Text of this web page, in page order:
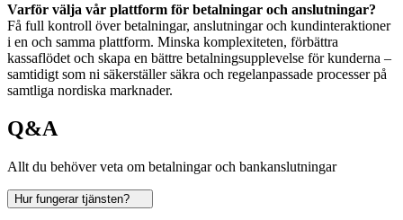
Varför välja vår plattform för betalningar och anslutningar?
Få full kontroll över betalningar, anslutningar och kundinteraktioner
i en och samma plattform. Minska komplexiteten, förbättra
kassaflödet och skapa en bättre betalningsupplevelse för kunderna –
samtidigt som ni säkerställer säkra och regelanpassade processer på
samtliga nordiska marknader.
Q&A
Allt du behöver veta om betalningar och bankanslutningar
Hur fungerar tjänsten?